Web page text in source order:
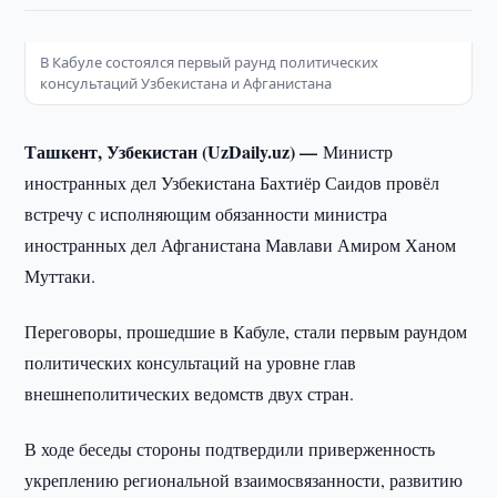
В Кабуле состоялся первый раунд политических
консультаций Узбекистана и Афганистана
Ташкент, Узбекистан (UzDaily.uz) —Министр
иностранных дел Узбекистана Бахтиёр Саидов провёл
встречу с исполняющим обязанности министра
иностранных дел Афганистана Мавлави Амиром Ханом
Муттаки.
Переговоры, прошедшие в Кабуле, стали первым раундом
политических консультаций на уровне глав
внешнеполитических ведомств двух стран.
В ходе беседы стороны подтвердили приверженность
укреплению региональной взаимосвязанности, развитию